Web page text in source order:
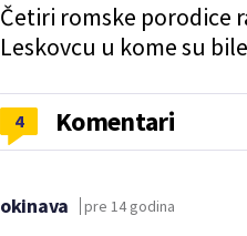
Četiri romske porodice
Leskovcu u kome su
4 Komentari
okinava pre 14 godina